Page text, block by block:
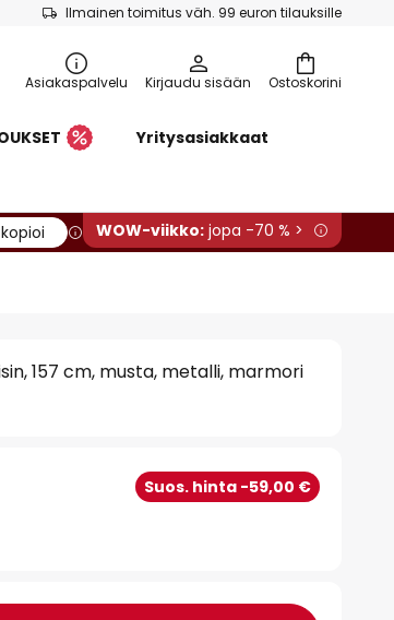
Ilmainen toimitus väh. 99 euron tilauksille
Ostoskorini
Asiakaspalvelu Kirjaudu sisään
Yritysasiakkaat
kopioi WOW-viikko: jopa -70 % >
157 cm, musta, metalli, marmori
Suos. hinta -59,00 €